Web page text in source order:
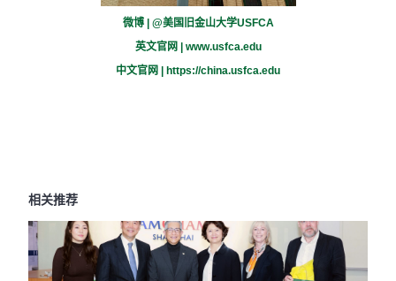
微博 | @美国旧金山大学USFCA
英文官网 | www.usfca.edu
中文官网 |
https://china.usfca.edu
相关推荐